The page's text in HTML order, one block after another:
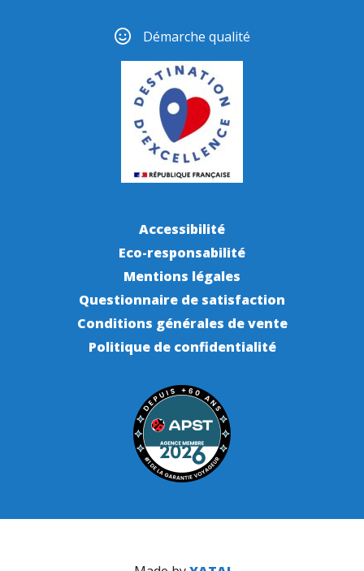
Démarche qualité
Accessibilité
Eco-responsabilité
Mentions légales
Questionnaire de satisfaction
Conditions générales de vente
Politique de confidentialité